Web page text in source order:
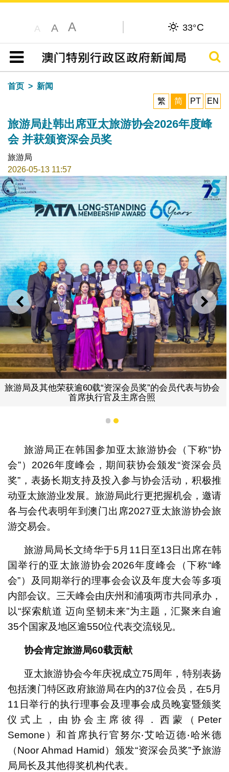
A A A 33°C
目录
搜寻
首页
新闻
繁
简 PT EN
旅游局赴韩出席亚太旅游协会2026年度峰
会 并获颁资深会员奖
旅游局
2026-05-13 11:57
上一则 下一
旅游局及其他荣获逾60载“资深会员奖”的会员代表与协会
首席执行官及主席合照
1 2
旅游局正在韩国参加亚太旅游协会（下称“协
会”）2026年度峰会，期间获协会颁发“资深会员
奖”，表扬长期支持及投入参与协会活动，积极推
动亚太旅游业发展。旅游局此行更把握机会，邀请
各与会代表明年到澳门出席2027亚太旅游协会旅
游交易会。
旅游局局长文绮华于5月11日至13日出席在韩
国举行的亚太旅游协会2026年度峰会（下称“峰
会”）及同期举行的理事会会议及年度大会等多项
内部会议。三天峰会由庆州和浦项两市共同承办，
以“探索航道 迈向坚韧未来”为主题，汇聚来自逾
35个国家及地区逾550位代表交流锐见。
协会肯定旅游局60载贡献
亚太旅游协会今年庆祝成立75周年，特别表扬
包括澳门特区政府旅游局在内的37位会员，在5月
11日举行的执行理事会及理事会成员晚宴暨颁奖
仪式上，由协会主席彼得．西蒙（Peter
Semone）和首席执行官努尔‧艾哈迈德‧哈米德
（Noor Ahmad Hamid）颁发“资深会员奖”予旅游
局局长及其他得奖机构代表。